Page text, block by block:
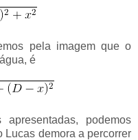
pela imagem que o
é
podemos
Lucas demora a percorrer